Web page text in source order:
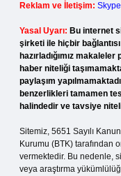
Reklam ve İletişim:
Yasal Uyarı: Bu internet
şirketi ile hiçbir
hazırladığımız
haber niteliği
paylaşım
benzerlikleri tamamen
halindedir ve tavsiye
Sitemiz, 5651 Sayılı
Kurumu (BTK) tarafından
vermektedir. Bu nedenle,
veya araştırma